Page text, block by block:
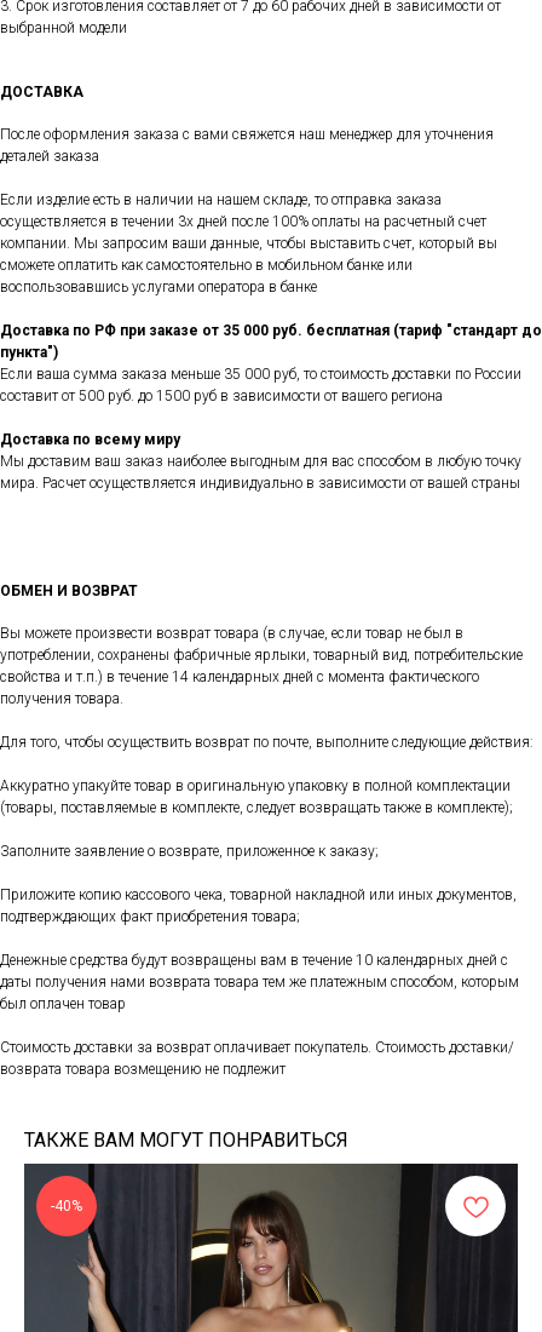
3. Срок изготовления составляет от 7 до 60 рабочих дней в зависимости от
выбранной модели
ДОСТАВКА
После оформления заказа с вами свяжется наш менеджер для уточнения
деталей заказа
Если изделие есть в наличии на нашем складе, то отправка заказа
осуществляется в течении 3х дней после 100% оплаты на расчетный счет
компании. Мы запросим ваши данные, чтобы выставить счет, который вы
сможете оплатить как самостоятельно в мобильном банке или
воспользовавшись услугами оператора в банке
Доставка по РФ при заказе от 35 000 руб. бесплатная (тариф "стандарт до
пункта")
Если ваша сумма заказа меньше 35 000 руб, то стоимость доставки по России
составит от 500 руб. до 1500 руб в зависимости от вашего региона
Доставка по всему миру
Мы доставим ваш заказ наиболее выгодным для вас способом в любую точку
мира. Расчет осуществляется индивидуально в зависимости от вашей страны
ОБМЕН И ВОЗВРАТ
Вы можете произвести возврат товара (в случае, если товар не был в
употреблении, сохранены фабричные ярлыки, товарный вид, потребительские
свойства и т.п.) в течение 14 календарных дней с момента фактического
получения товара.
Для того, чтобы осуществить возврат по почте, выполните следующие действия:
Аккуратно упакуйте товар в оригинальную упаковку в полной комплектации
(товары, поставляемые в комплекте, следует возвращать также в комплекте);
Заполните заявление о возврате, приложенное к заказу;
Приложите копию кассового чека, товарной накладной или иных документов,
подтверждающих факт приобретения товара;
Денежные средства будут возвращены вам в течение 10 календарных дней с
даты получения нами возврата товара тем же платежным способом, которым
был оплачен товар
Стоимость доставки за возврат оплачивает покупатель. Стоимость доставки/
возврата товара возмещению не подлежит
ТАКЖЕ ВАМ МОГУТ ПОНРАВИТЬСЯ
-40%